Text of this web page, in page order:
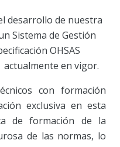
desarrollo de nuestra
Sistema de Gestión
OHSAS
actualmente en vigor.
con formación
exclusiva en esta
de formación de la
de las normas, lo